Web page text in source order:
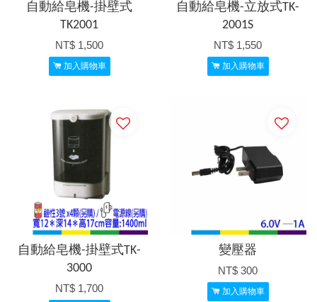
自動給皂機-掛壁式
TK2001
NT$ 1,500
加入購物車
自動給皂機-立放式TK-
2001S
NT$ 1,550
加入購物車
自動給皂機-掛壁式TK-
3000
NT$ 1,700
變壓器
NT$ 300
加入購物車